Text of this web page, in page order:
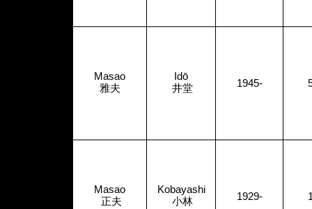
Masao
雅夫
Idō
井堂
1945-
Masao
正夫
Kobayashi
小林
1929-